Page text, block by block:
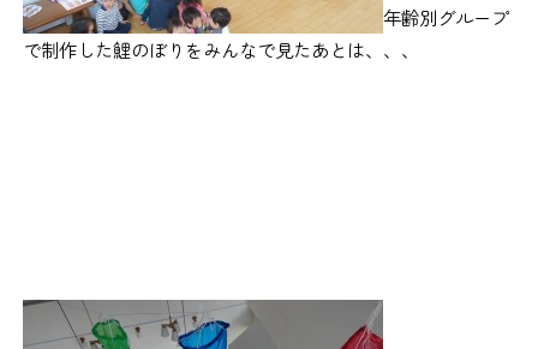
年齢別グループ
で制作した鯉のぼりをみんなで見たあとは、、、